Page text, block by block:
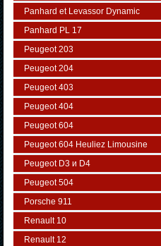
Panhard et Levassor Dynamic
Panhard PL 17
Peugeot 203
Peugeot 204
Peugeot 403
Peugeot 404
Peugeot 604
Peugeot 604 Heuliez Limousine
Peugeot D3 и D4
Peugeot 504
Porsche 911
Renault 10
Renault 12